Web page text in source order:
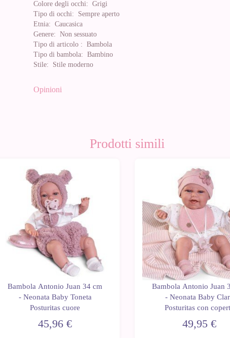
Colore degli occhi: Grigi
Tipo di occhi: Sempre aperto
Etnia: Caucasica
Genere: Non sessuato
Tipo di articolo : Bambola
Tipo di bambola: Bambino
Stile: Stile moderno
Opinioni
Prodotti simili
Bambola Antonio Juan 34 cm
- Neonata Baby Toneta
Posturitas cuore
45,96 €
Bambola Antonio Juan
- Neonata Baby
Posturitas con
49,95 €